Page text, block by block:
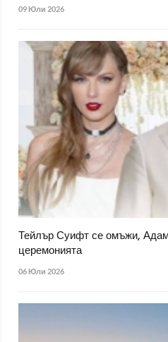
09 Юли 2026
Тейлър Суифт се омъжи,
церемонията
06 Юли 2026